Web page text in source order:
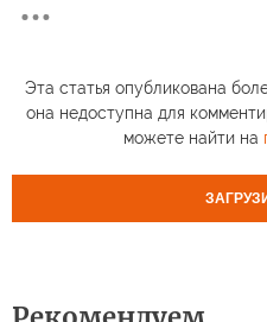
Эта статья опубликована
она недоступна для
можете найти на